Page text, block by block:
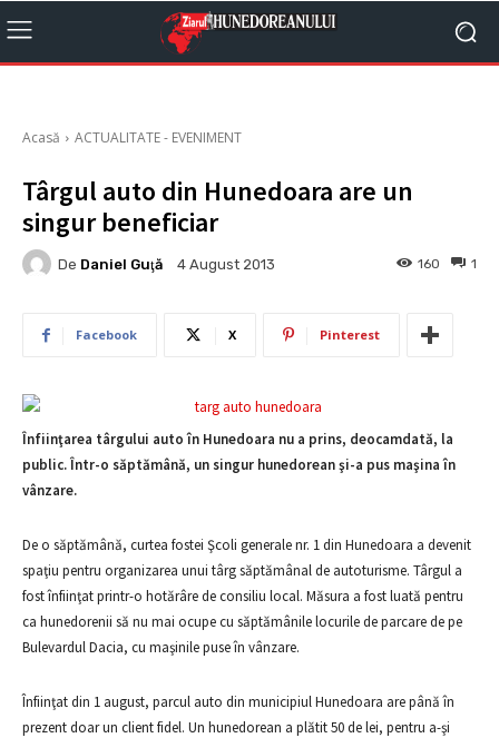
Acasă ACTUALITATE - EVENIMENT
Târgul auto din Hunedoara are un
singur beneficiar
De Daniel Guţă 4 August 2013 1
160
Facebook X Pinterest
Înfiinţarea târgului auto în Hunedoara nu a prins, deocamdată, la
public. Într-o săptămână, un singur hunedorean şi-a pus maşina în
vânzare.
De o săptămână, curtea fostei Şcoli generale nr. 1 din Hunedoara a devenit
spaţiu pentru organizarea unui târg săptămânal de autoturisme. Târgul a
fost înfiinţat printr-o hotărâre de consiliu local. Măsura a fost luată pentru
ca hunedorenii să nu mai ocupe cu săptămânile locurile de parcare de pe
Bulevardul Dacia, cu maşinile puse în vânzare.
Înfiinţat din 1 august, parcul auto din municipiul Hunedoara are până în
prezent doar un client fidel. Un hunedorean a plătit 50 de lei, pentru a-şi